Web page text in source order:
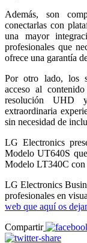
Además, son
conectarlas con
una mayor
profesionales que
ofrece una garantía
Por otro lado, los
acceso al
resolución UHD
extraordinaria
sin necesidad de
LG Electronics
Modelo UT640S
Modelo LT340C con
LG Electronics
profesionales en
web que aquí os
Compartir